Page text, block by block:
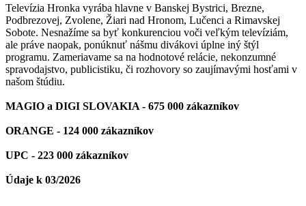
Televízia Hronka vyrába hlavne v Banskej Bystrici, Brezne,
Podbrezovej, Zvolene, Žiari nad Hronom, Lučenci a Rimavskej
Sobote. Nesnažíme sa byť konkurenciou voči veľkým televíziám,
ale práve naopak, ponúknuť nášmu divákovi úplne iný štýl
programu. Zameriavame sa na hodnotové relácie, nekonzumné
spravodajstvo, publicistiku, či rozhovory so zaujímavými hosťami v
našom štúdiu.
MAGIO a DIGI SLOVAKIA - 675 000 zákazníkov
ORANGE - 124 000 zákazníkov
UPC - 223 000 zákazníkov
Údaje k 03/2026